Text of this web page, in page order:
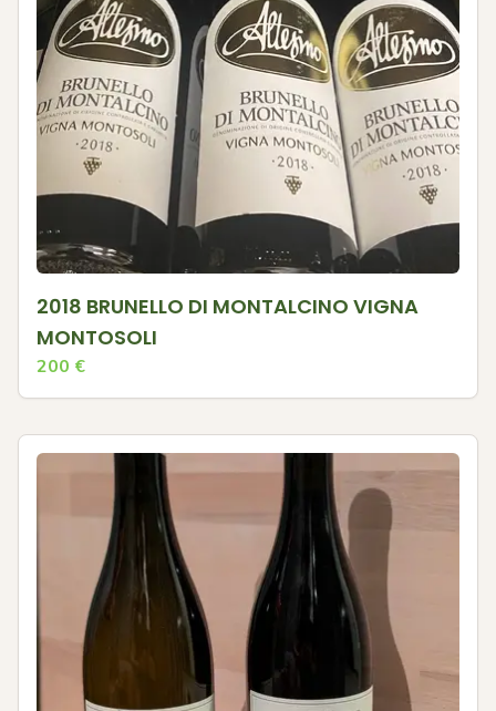
2018 BRUNELLO DI MONTALCINO VIGNA
MONTOSOLI
200 €